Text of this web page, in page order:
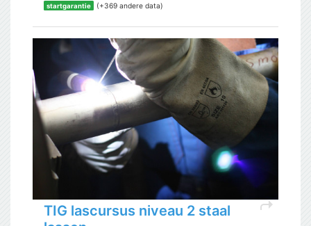
startgarantie (+369 andere data)
shortcut
TIG lascursus niveau 2 staal